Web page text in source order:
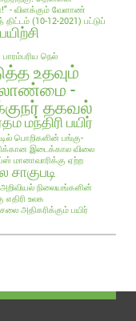
- விளக்கும் வேளாண்
(10-12-2021) பட்டுப்
பயிற்சி
பாரம்பரிய நெல்
உதவும்
-
தகவல்
மந்திரி பயிர்
பொறிகளின் பங்கு-
இடைக்கால விலை
மானாவாரிக்கு ஏற்ற
நிலையங்களின்
எதிரி உலக
அதிகரிக்கும் பயிர்